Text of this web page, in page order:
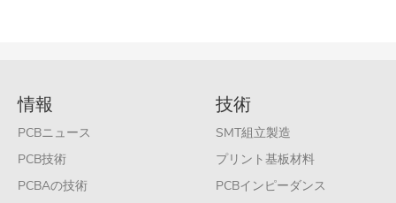
情報
PCBニュース
PCB技術
PCBAの技術
技術
SMT組立製造
プリント基板材料
PCBインピーダンス